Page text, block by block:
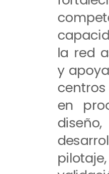
la red
y
en
diseño,
pilotaje,